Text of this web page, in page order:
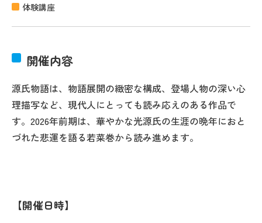
体験講座
開催内容
源氏物語は、物語展開の緻密な構成、登場人物の深い心
理描写など、現代人にとっても読み応えのある作品で
す。2026年前期は、華やかな光源氏の生涯の晩年におと
づれた悲運を語る若菜巻から読み進めます。
開催日時